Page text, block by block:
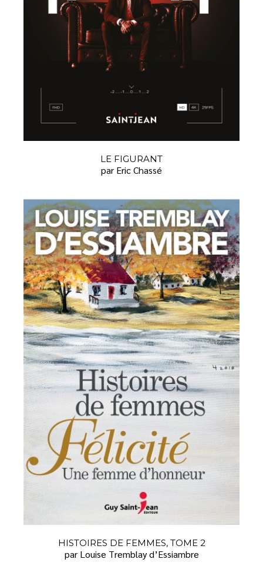
LE FIGURANT
par Eric Chassé
HISTOIRES DE FEMMES, TOME 2
par Louise Tremblay d’Essiambre